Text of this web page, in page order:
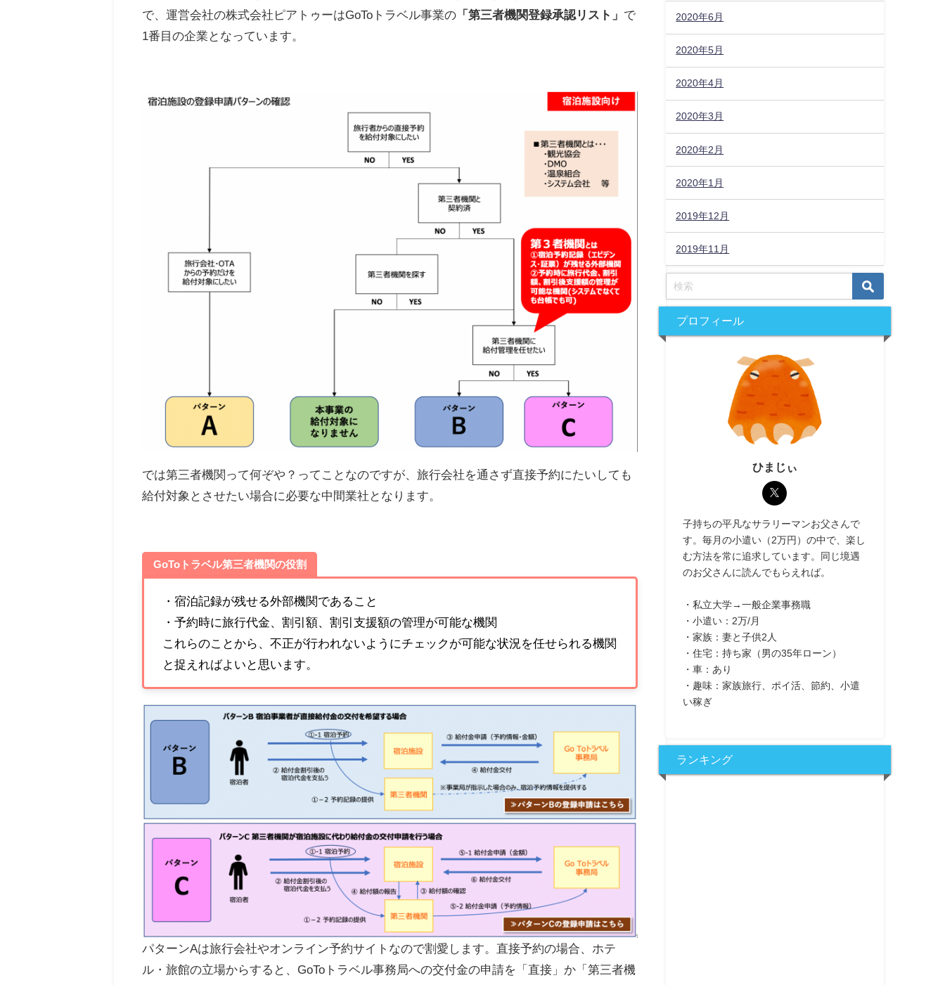
で、運営会社の株式会社ピアトゥーはGoToトラベル事業の 「第三者機関登録承認リスト」 で
1番目の企業となっています。
では第三者機関って何ぞや？ってことなのですが、旅行会社を通さず直接予約にたいしても
給付対象とさせたい場合に必要な中間業社となります。
GoToトラベル第三者機関の役割
・宿泊記録が残せる外部機関であること
・予約時に旅行代金、割引額、割引支援額の管理が可能な機関
これらのことから、不正が行われないようにチェックが可能な状況を任せられる機関
と捉えればよいと思います。
パターンAは旅行会社やオンライン予約サイトなので割愛します。直接予約の場合、ホテ
ル・旅館の立場からすると、GoToトラベル事務局への交付金の申請を「直接」か「第三者機
2020年6月
2020年5月
2020年4月
2020年3月
2020年2月
2020年1月
2019年12月
2019年11月
プロフィール
ひまじぃ
子持ちの平凡なサラリーマンお父さんで
す。毎月の小遣い（2万円）の中で、楽し
む方法を常に追求しています。同じ境遇
のお父さんに読んでもらえれば。
・私立大学→一般企業事務職
・小遣い：2万/月
・家族：妻と子供2人
・住宅：持ち家（男の35年ローン）
・車：あり
・趣味：家族旅行、ポイ活、節約、小遣
い稼ぎ
ランキング